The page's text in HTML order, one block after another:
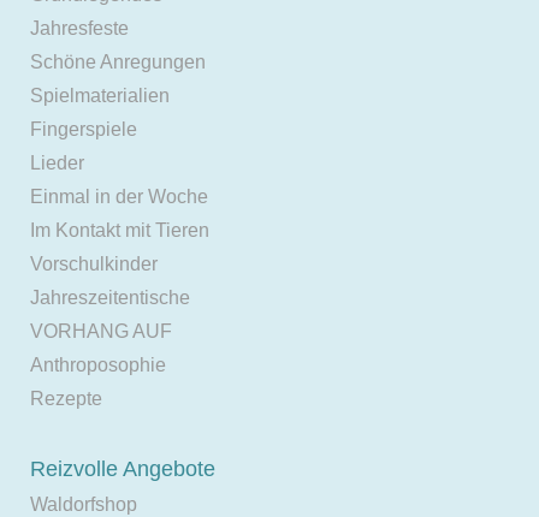
Jahresfeste
Schöne Anregungen
Spielmaterialien
Fingerspiele
Lieder
Einmal in der Woche
Im Kontakt mit Tieren
Vorschulkinder
Jahreszeitentische
VORHANG AUF
Anthroposophie
Rezepte
Reizvolle Angebote
Waldorfshop